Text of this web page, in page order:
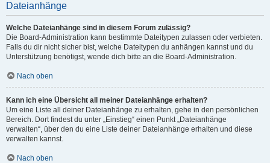
Dateianhänge
Welche Dateianhänge sind in diesem Forum zulässig?
Die Board-Administration kann bestimmte Dateitypen zulassen oder verbieten.
Falls du dir nicht sicher bist, welche Dateitypen du anhängen kannst und du
Unterstützung benötigst, wende dich bitte an die Board-Administration.
Nach oben
Kann ich eine Übersicht all meiner Dateianhänge erhalten?
Um eine Liste all deiner Dateianhänge zu erhalten, gehe in den persönlichen
Bereich. Dort findest du unter „Einstieg“ einen Punkt „Dateianhänge
verwalten“, über den du eine Liste deiner Dateianhänge erhalten und diese
verwalten kannst.
Nach oben